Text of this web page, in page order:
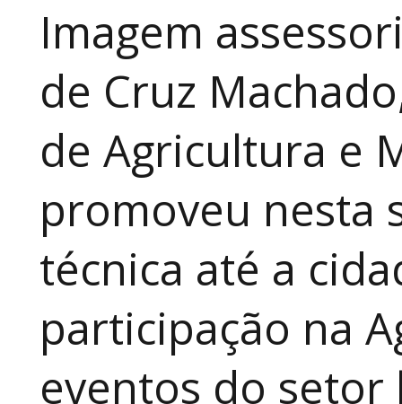
Imagem
de Cruz
de Agricultura e
promoveu nesta
técnica até a
participação na
eventos do